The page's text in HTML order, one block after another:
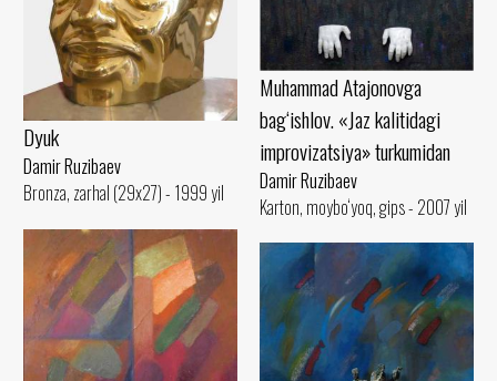
Muhammad Atajonovga
bag‘ishlov. «Jaz kalitidagi
improvizatsiya» turkumidan
Damir Ruzibaev
Karton, moybo‘yoq, gips - 2007 yil
Dyuk
Damir Ruzibaev
Bronza, zarhal (29x27) - 1999 yil